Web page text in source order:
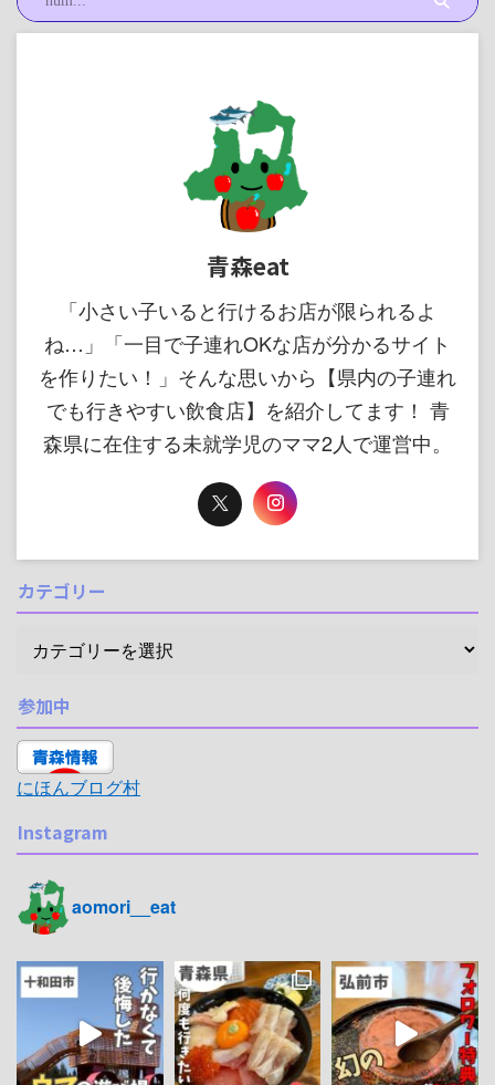
青森eat
「小さい子いると行けるお店が限られるよ
ね…」「一目で子連れOKな店が分かるサイト
を作りたい！」そんな思いから【県内の子連れ
でも行きやすい飲食店】を紹介してます！ 青
森県に在住する未就学児のママ2人で運営中。
カテゴリー
参加中
にほんブログ村
Instagram
aomori__eat